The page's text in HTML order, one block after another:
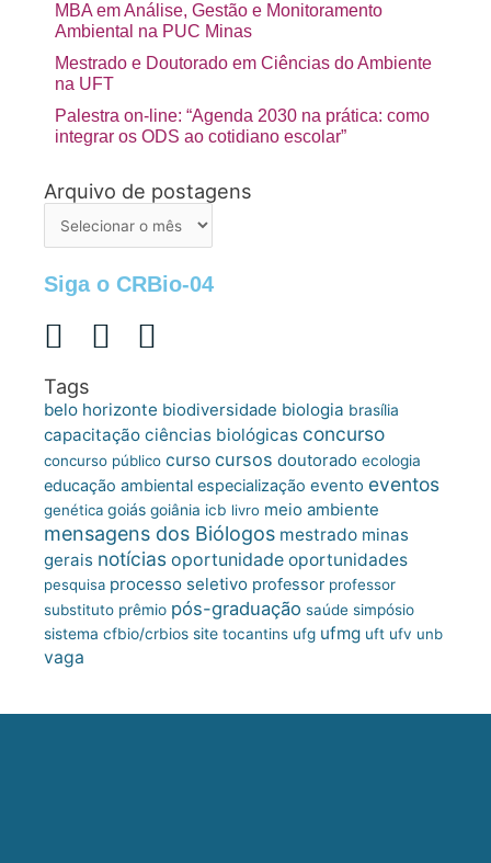
MBA em Análise, Gestão e Monitoramento
Ambiental na PUC Minas
Mestrado e Doutorado em Ciências do Ambiente
na UFT
Palestra on-line: “Agenda 2030 na prática: como
integrar os ODS ao cotidiano escolar”
Arquivo de postagens
Arquivo
Siga o CRBio-04
Tags
belo horizonte biodiversidade biologia brasília
capacitação ciências biológicas concurso
concurso público curso cursos doutorado ecologia
educação ambiental especialização evento eventos
genética goiás goiânia icb livro meio ambiente
mensagens dos Biólogos mestrado minas
gerais notícias oportunidade oportunidades
pesquisa processo seletivo professor professor
substituto prêmio pós-graduação saúde simpósio
sistema cfbio/crbios site tocantins ufg ufmg uft ufv unb
vaga